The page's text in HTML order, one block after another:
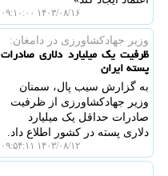
۱۴۰۳/۰۸/۱۶ ۰۹:۱۰:۰۰
وزیر جهادكشاورزی در دامغان:
ظرفیت یک میلیارد دلاری صادرات
پسته ایران
به گزارش سیب پال، سمنان
وزیر جهادکشاورزی از ظرفیت
صادرات حداقل یک میلیارد
دلاری پسته در کشور اطلاع داد.
۱۴۰۳/۰۸/۱۲ ۰۹:۵۴:۱۱